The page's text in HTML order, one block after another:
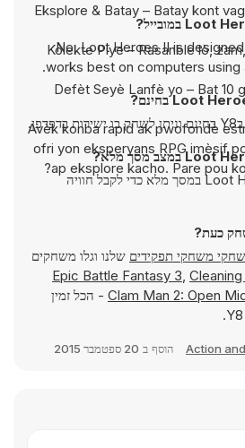
- Eksplore & Batay – Batay kont
- Kolekte Piye – Rasanble lò,
- Defèt Seyè Lanfè yo – Bat 10
Avèk konba rapid ak pwofondè
ofri yon eksperyans RPG imèsif
ap eksplore kacho. Pare pou
No, Loot Heroes II is
works best on computers using
כן, ניתן לשחק בLoot Heroes II במסך מלא כדי לקבל חוויה
כעת?
משחקי תפקידים שלנו וגלו משחקים
Epic Battle Fantasy 3, Cleaning
Clam Man 2: Open - הכל זמין
Action הוסף ב 20 ספטמבר 2015